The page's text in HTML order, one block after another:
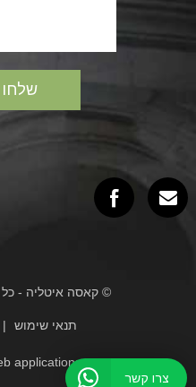
תנאי שימוש
© קאסה איטליה - כל
applications
צרו קשר